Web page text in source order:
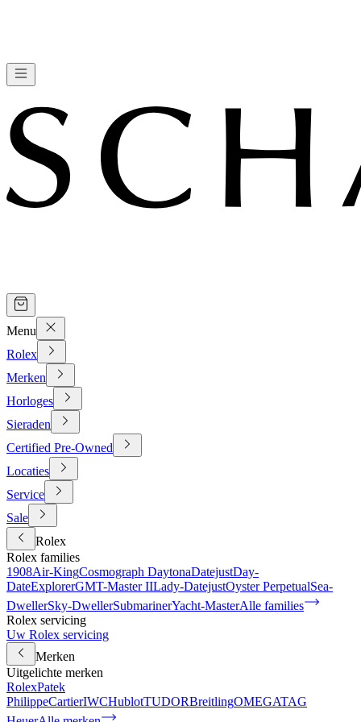
Menu
Rolex
Merken
Horloges
Sieraden
Certified Pre-Owned
Locaties
Service
Sale
Rolex
Rolex families
1908Air-KingCosmograph DaytonaDatejustDay-
DateExplorerGMT-Master IILady-DatejustOyster PerpetualSea-
DwellerSky-DwellerSubmarinerYacht-MasterAlle families
Rolex servicing
Uw Rolex servicing
Merken
Uitgelichte merken
RolexPatek
PhilippeCartierIWCHublotTUDORBreitlingOMEGATAG